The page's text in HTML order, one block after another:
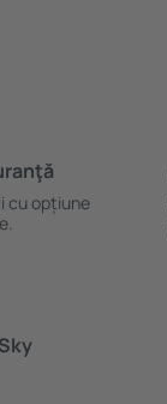
cu opțiune